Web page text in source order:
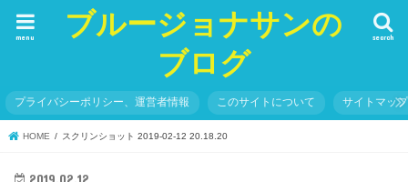
ブルージョナサンの
ブログ
search
menu
プライバシーポリシー、運営者情報 このサイトについて サイトマップ
HOME スクリンショット 2019-02-12 20.18.20
2019.02.12